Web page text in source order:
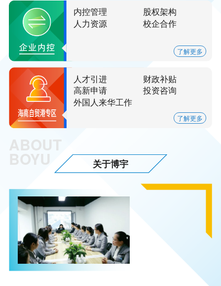
内控管理
股权架构
人力资源
校企合作
了解更多
人才引进
财政补贴
高新申请
投资咨询
外国人来华工作
了解更多
ABOUT
BOYU 关于博宇